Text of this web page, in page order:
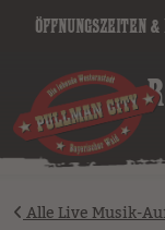
Öffnungszeiten &
image
Alle Live Musik-